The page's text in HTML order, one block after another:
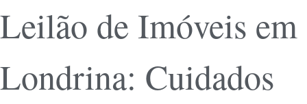
Leilão de Imóveis em
Londrina: Cuidados